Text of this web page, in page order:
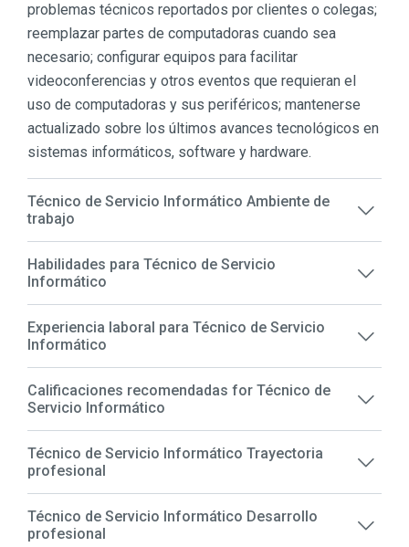
problemas técnicos reportados por clientes o colegas;
reemplazar partes de computadoras cuando sea
necesario; configurar equipos para facilitar
videoconferencias y otros eventos que requieran el
uso de computadoras y sus periféricos; mantenerse
actualizado sobre los últimos avances tecnológicos en
sistemas informáticos, software y hardware.
Técnico de Servicio Informático Ambiente de
trabajo
Habilidades para Técnico de Servicio
Informático
Experiencia laboral para Técnico de Servicio
Informático
Calificaciones recomendadas for Técnico de
Servicio Informático
Técnico de Servicio Informático Trayectoria
profesional
Técnico de Servicio Informático Desarrollo
profesional